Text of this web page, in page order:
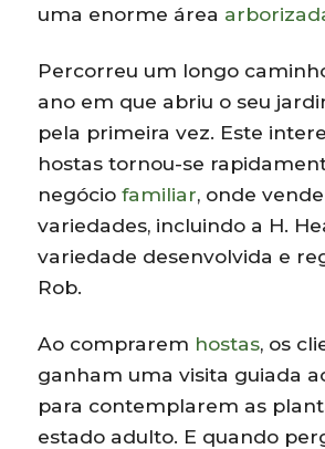
uma enorme área
Percorreu um longo
ano em que abriu o seu
pela primeira vez. Este
hostas tornou-se
negóciofamiliar, onde
variedades, incluindo a H.
variedade desenvolvida e
Rob.
Ao comprarem hostas, os
ganham uma visita guiada
para contemplarem as
estado adulto. E quando